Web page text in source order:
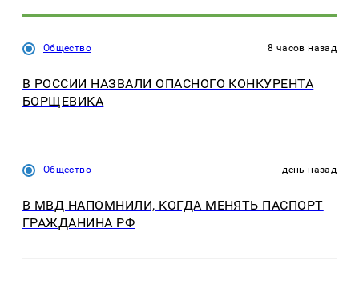
Общество 8 часов назад
В РОССИИ НАЗВАЛИ ОПАСНОГО КОНКУРЕНТА
БОРЩЕВИКА
Общество день назад
В МВД НАПОМНИЛИ, КОГДА МЕНЯТЬ ПАСПОРТ
ГРАЖДАНИНА РФ